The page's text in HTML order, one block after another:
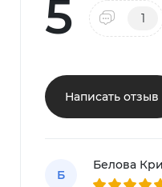
5 1
Написать отзыв
Б
Белова